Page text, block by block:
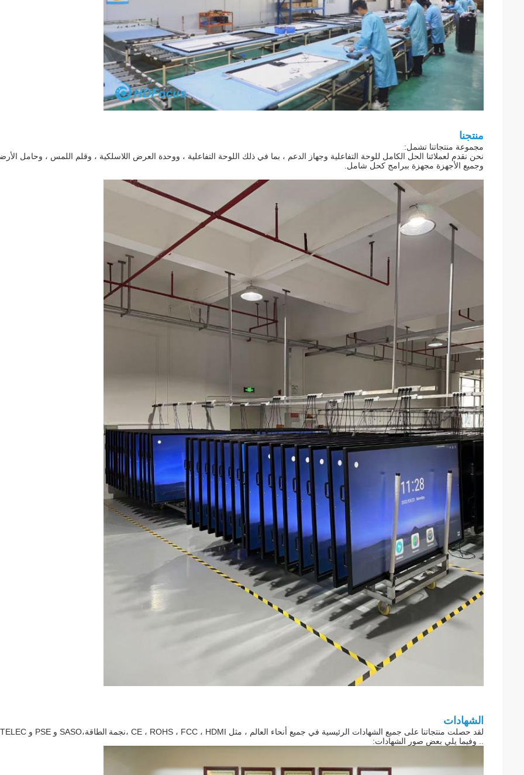
منتجنا
مجموعة منتجاتنا تشمل:
نحن نقدم لعملائنا الحل الكامل للوحة التفاعلية وجهاز الدعم ، بما في ذلك اللوحة التفاعلية ، ووحدة العرض اللاسلكية ، وقلم اللمس ، وحامل
وجميع الأجهزة مجهزة ببرامج كحل شامل.
الشهادات
لقد حصلت منتجاتنا على جميع الشهادات الرئيسية في جميع أنحاء العالم ، مثل CE ، ROHS ، FCC ، HDMI ،
نجمة الطاقة،
.. وفيما يلي بعض صور الشهادات: